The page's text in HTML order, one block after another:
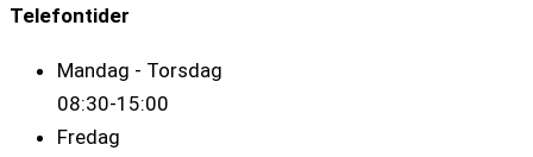
Telefontider
Mandag - Torsdag
08:30-15:00
Fredag